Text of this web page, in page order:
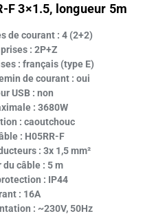
F 3×1.5, longueur 5m
de courant : 4 (2+2)
: 2P+Z
: français (type E)
de courant : oui
USB : non
: 3680W
: caoutchouc
: H05RR-F
: 3x 1,5 mm²
du câble : 5 m
: IP44
: 16A
: ~230V, 50Hz